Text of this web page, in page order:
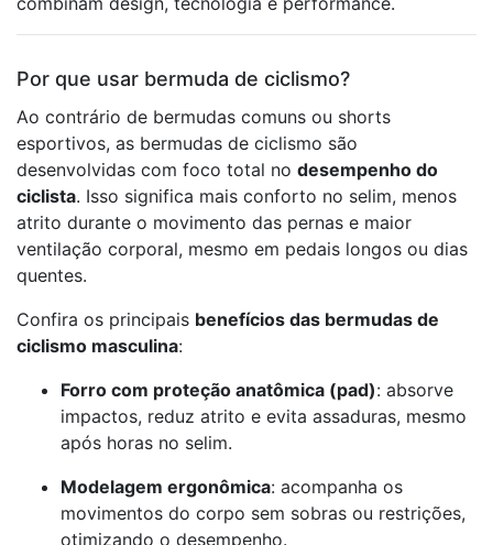
Por que usar bermuda de ciclismo?
Ao contrário de bermudas comuns ou shorts
esportivos, as bermudas de ciclismo são
desenvolvidas com foco total no desempenho do
ciclista. Isso significa mais conforto no selim, menos
atrito durante o movimento das pernas e maior
ventilação corporal, mesmo em pedais longos ou dias
quentes.
Confira os principais benefícios das bermudas de
ciclismo masculina:
Forro com proteção anatômica (pad): absorve
impactos, reduz atrito e evita assaduras, mesmo
após horas no selim.
Modelagem ergonômica: acompanha os
movimentos do corpo sem sobras ou restrições,
otimizando o desempenho.